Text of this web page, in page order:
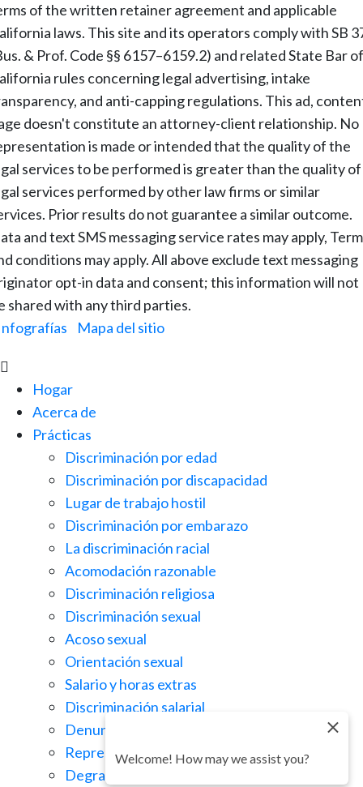
of the written retainer agreement and applicable
laws. This site and its operators comply with SB
& Prof. Code §§ 6157–6159.2) and related State Bar of
rules concerning legal advertising, intake
and anti-capping regulations. This ad,
doesn't constitute an attorney-client relationship. No
is made or intended that the quality of the
services to be performed is greater than the quality of
services performed by other law firms or similar
Prior results do not guarantee a similar outcome.
and text SMS messaging service rates may apply,
conditions may apply. All above exclude text messaging
opt-in data and consent; this information will not
shared with any third parties.
Mapa del sitio

Hogar
Acerca de
Prácticas
Discriminación por edad
Discriminación por discapacidad
Lugar de trabajo hostil
Discriminación por embarazo
La discriminación racial
Acomodación razonable
Discriminación religiosa
Discriminación sexual
Acoso sexual
Orientación sexual
Salario y horas extras
Discriminación salarial
Denuncia de irregularidades
Represalias en el lugar de trabajo
Degradación injusta
Welcome! How may we assist you?